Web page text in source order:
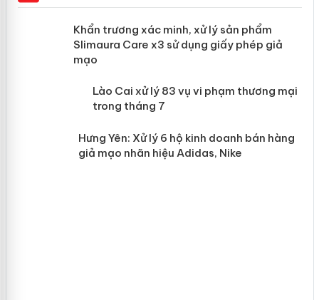
Khẩn trương xác minh, xử lý sản phẩm
Slimaura Care x3 sử dụng giấy phép giả
mạo
Lào Cai xử lý 83 vụ vi phạm thương
mại trong tháng 7